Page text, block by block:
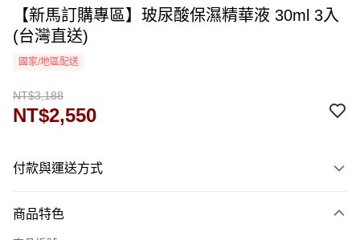
【新馬訂購專區】玻尿酸保濕精華液 30ml 3入
(台灣直送)
國家/地區配送
NT$3,188
NT$2,550
付款與運送方式
信用卡一次付款
商品特色